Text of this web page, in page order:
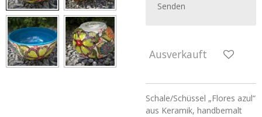
Senden
Ausverkauft
Schale/Schüssel „Flores azul“
aus Keramik, handbemalt